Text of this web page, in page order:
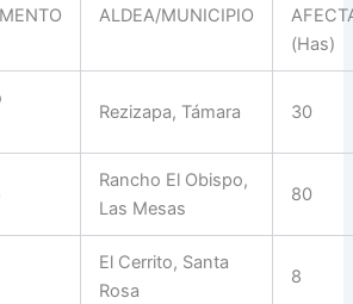
ALDEA/MUNICIPIO
(Has)
Rezizapa, Támara 30
Rancho El Obispo,
Las Mesas
80
El Cerrito, Santa
Rosa
8